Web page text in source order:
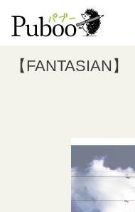
【FANTASIAN